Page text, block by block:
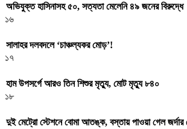
অভিযুক্ত হাসিনাসহ ৫০, সত্যতা মেলেনি ৪৯ জনের বিরুদ্ধে
১৬
সালাহর দলবদলে ‘চাঞ্চল্যকর মোড়’!
১৭
হাম উপসর্গে আরও তিন শিশুর মৃত্যু, মোট মৃত্যু ৮৪০
১৮
দুই মেট্রো স্টেশনে বোমা আতঙ্ক, বস্তায় পাওয়া গেল জর্দার